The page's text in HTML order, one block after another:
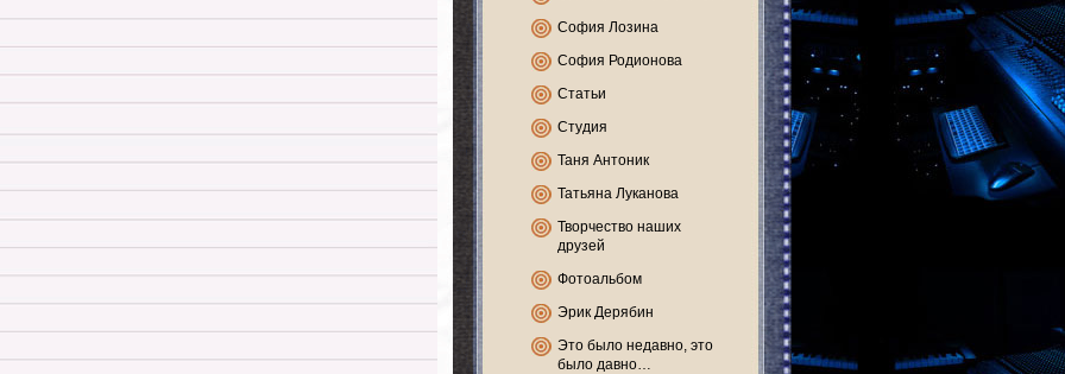
София Лозина
София Родионова
Статьи
Студия
Таня Антоник
Татьяна Луканова
Творчество наших
друзей
Фотоальбом
Эрик Дерябин
Это было недавно, это
было давно…